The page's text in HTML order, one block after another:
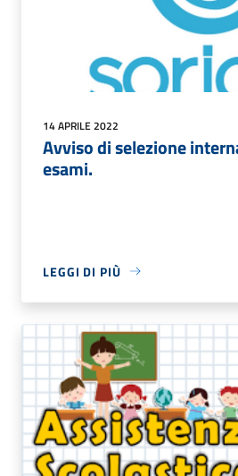
14 APRILE 2022
Avviso di selezione
esami.
LEGGI DI PIÙ